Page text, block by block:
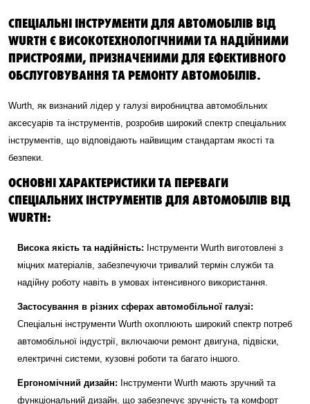
СПЕЦІАЛЬНІ ІНСТРУМЕНТИ ДЛЯ АВТОМОБІЛІВ ВІД
WURTH Є ВИСОКОТЕХНОЛОГІЧНИМИ ТА НАДІЙНИМИ
ПРИСТРОЯМИ, ПРИЗНАЧЕНИМИ ДЛЯ ЕФЕКТИВНОГО
ОБСЛУГОВУВАННЯ ТА РЕМОНТУ АВТОМОБІЛІВ.
Wurth, як визнаний лідер у галузі виробництва автомобільних
аксесуарів та інструментів, розробив широкий спектр спеціальних
інструментів, що відповідають найвищим стандартам якості та
безпеки.
ОСНОВНІ ХАРАКТЕРИСТИКИ ТА ПЕРЕВАГИ
СПЕЦІАЛЬНИХ ІНСТРУМЕНТІВ ДЛЯ АВТОМОБІЛІВ ВІД
WURTH:
Висока якість та надійність: Інструменти Wurth виготовлені з
міцних матеріалів, забезпечуючи тривалий термін служби та
надійну роботу навіть в умовах інтенсивного використання.
Застосування в різних сферах автомобільної галузі:
Спеціальні інструменти Wurth охоплюють широкий спектр потреб
автомобільної індустрії, включаючи ремонт двигуна, підвіски,
електричні системи, кузовні роботи та багато іншого.
Ергономічний дизайн: Інструменти Wurth мають зручний та
функціональний дизайн, що забезпечує зручність та комфорт